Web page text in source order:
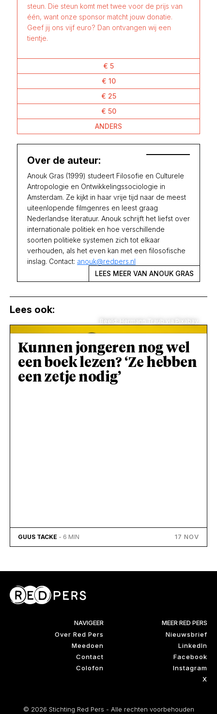
steun. Die steun komt met twee voor de prijs van
één, want onze sponsor matcht jouw donatie.
Geef jij ons vijf euro? Dan ontvangen wij een
tientje.
€ 5
€ 10
€ 25
€ 50
ANDERS
Over de auteur:
Anouk Gras (1999) studeert Filosofie en Culturele
Antropologie en Ontwikkelingssociologie in
Amsterdam. Ze kijkt in haar vrije tijd naar de meest
uiteenlopende filmgenres en leest graag
Nederlandse literatuur. Anouk schrijft het liefst over
internationale politiek en hoe verschillende
soorten politieke systemen zich tot elkaar
verhouden, als het even kan met een filosofische
inslag. Contact: anouk@redpers.nl
LEES MEER VAN ANOUK GRAS
Lees ook:
Beeld: Hermann Traub via Pixabay
Kunnen jongeren nog wel
een boek lezen? ‘Ze hebben
een zetje nodig’
GUUS TACKE - 6 MIN 17 NOV
NAVIGEER
Over Red Pers
Meedoen
Contact
Colofon
MEER RED PERS
Nieuwsbrief
LinkedIn
Facebook
Instagram
X
© 2026 Stichting Red Pers - Alle rechten voorbehouden